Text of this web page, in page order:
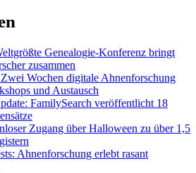
Genealogie-Konferenz bringt
zusammen
Wochen digitale Ahnenforschung
und Austausch
FamilySearch veröffentlicht 18
Zugang über Halloween zu über 1,5
Ahnenforschung erlebt rasant